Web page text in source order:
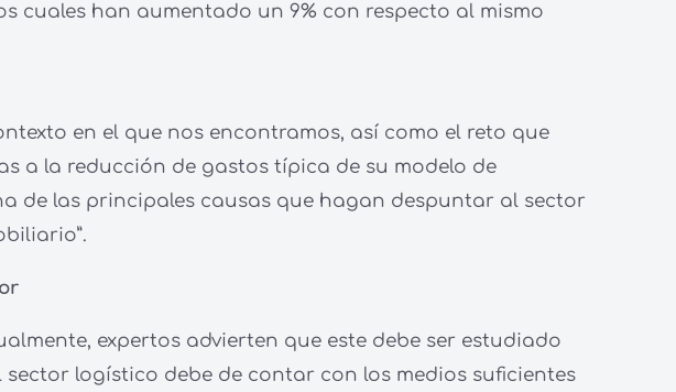
cuales han aumentado un 9% con respecto al mismo
en el que nos encontramos, así como el reto que
a la reducción de gastos típica de su modelo de
de las principales causas que hagan despuntar al sector
expertos advierten que este debe ser estudiado
logístico debe de contar con los medios suficientes